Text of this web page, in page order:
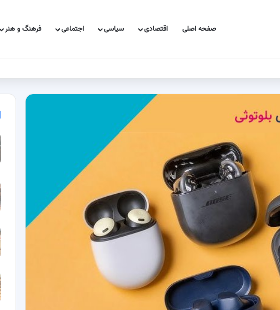
صفحه اصلی اقتصادی سیاسی اجتماعی فرهنگ و هنر